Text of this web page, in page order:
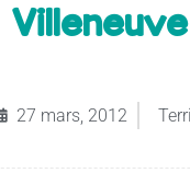
27 mars, 2012